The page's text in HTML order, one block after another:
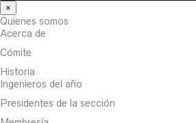
×
Quienes somos
Acerca de
Cómite
Historia
Ingenieros del año
Presidentes de la sección